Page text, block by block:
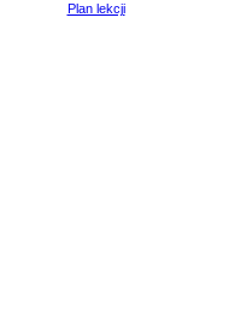
Plan lekcji